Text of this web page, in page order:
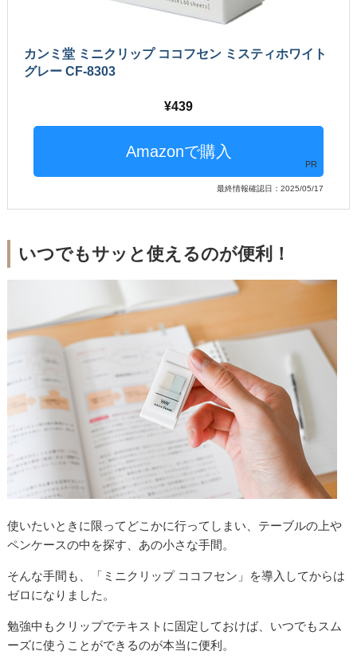
カンミ堂 ミニクリップ ココフセン ミスティホワイト
グレー CF-8303
439
PR
最終情報確認日：2025/05/17
いつでもサッと使えるのが便利！
使いたいときに限ってどこかに行ってしまい、テーブルの上や
ペンケースの中を探す、あの小さな手間。
そんな手間も、「ミニクリップ ココフセン」を導入してからは
ゼロになりました。
勉強中もクリップでテキストに固定しておけば、いつでもスム
ーズに使うことができるのが本当に便利。